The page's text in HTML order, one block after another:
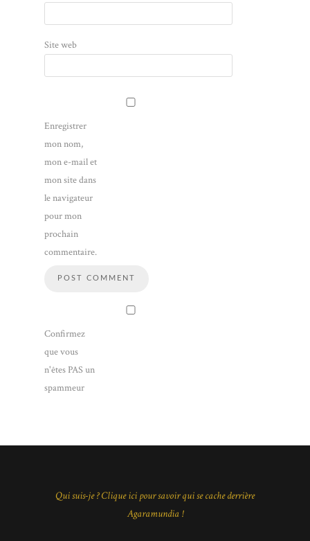
Site web
Enregistrer
mon nom,
mon e-mail et
mon site dans
le navigateur
pour mon
prochain
commentaire.
Confirmez
que vous
n'êtes PAS un
spammeur
Qui suis-je ? Clique ici pour savoir qui se cache derrière
Agaramundia !